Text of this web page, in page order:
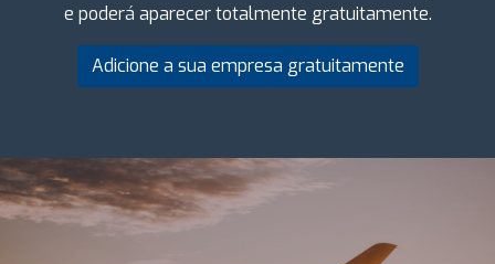
e poderá aparecer totalmente gratuitamente.
Adicione a sua empresa gratuitamente